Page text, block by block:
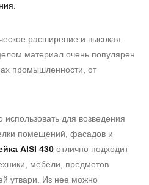
расширение и высокая
материал очень популярен
промышленности, от
использовать для возведения
помещений, фасадов и
AISI 430 отлично подходит
мебели, предметов
утвари. Из нее можно